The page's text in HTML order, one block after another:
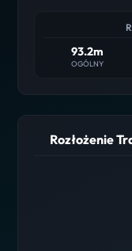
93.2m
OGÓLNY
Rozłożenie